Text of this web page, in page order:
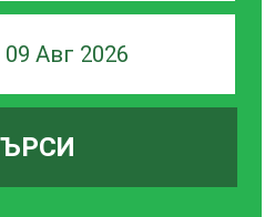
09 Авг 2026